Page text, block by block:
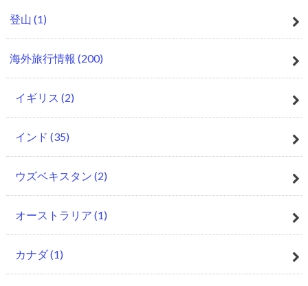
登山 (1)
海外旅行情報 (200)
イギリス (2)
インド (35)
ウズベキスタン (2)
オーストラリア (1)
カナダ(1)